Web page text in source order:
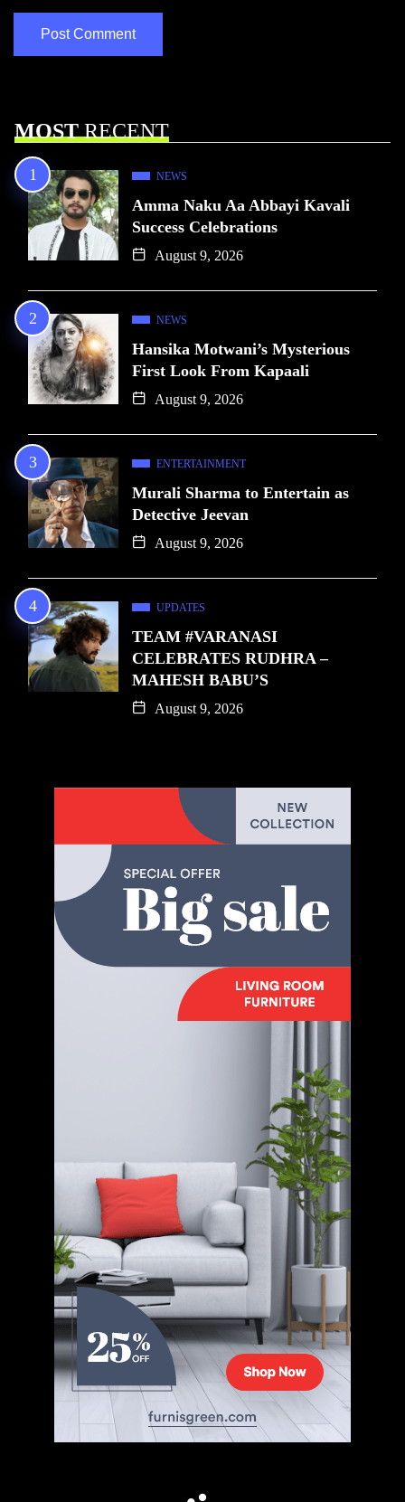
MOSTRECENT
NEWS
Amma Naku Aa Abbayi Kavali
Success Celebrations
August 9, 2026
NEWS
Hansika Motwani’s Mysterious
First Look From Kapaali
August 9, 2026
ENTERTAINMENT
Murali Sharma to Entertain as
Detective Jeevan
August 9, 2026
UPDATES
TEAM #VARANASI
CELEBRATES RUDHRA –
MAHESH BABU’S
August 9, 2026